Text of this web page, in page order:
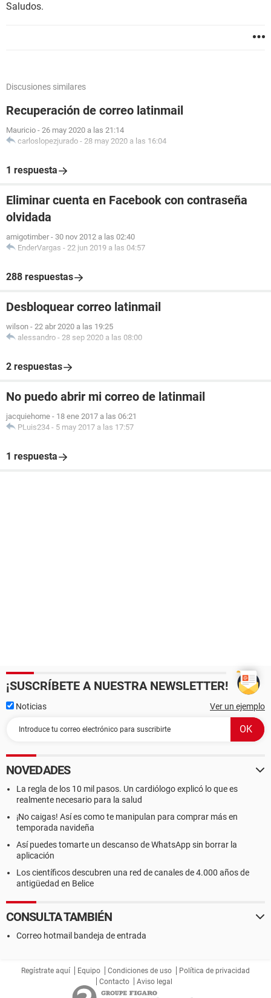
Saludos.
Discusiones similares
Recuperación de correo latinmail
Mauricio - 26 may 2020 a las 21:14
carloslopezjurado - 28 may 2020 a las 16:04
1 respuesta
Eliminar cuenta en Facebook con contraseña
olvidada
amigotimber - 30 nov 2012 a las 02:40
EnderVargas - 22 jun 2019 a las 04:57
288 respuestas
Desbloquear correo latinmail
wilson - 22 abr 2020 a las 19:25
alessandro - 28 sep 2020 a las 08:00
2 respuestas
No puedo abrir mi correo de latinmail
jacquiehome - 18 ene 2017 a las 06:21
PLuis234 - 5 may 2017 a las 17:57
1 respuesta
¡SUSCRÍBETE A NUESTRA NEWSLETTER!
Noticias Ver un ejemplo
NOVEDADES
La regla de los 10 mil pasos. Un cardiólogo explicó lo que es
realmente necesario para la salud
¡No caigas! Así es como te manipulan para comprar más en
temporada navideña
Así puedes tomarte un descanso de WhatsApp sin borrar la
aplicación
Los científicos descubren una red de canales de 4.000 años de
antigüedad en Belice
CONSULTA TAMBIÉN
Correo hotmail bandeja de entrada
Regístrate aquí Equipo Condiciones de uso
Política de privacidad
Contacto
Aviso legal